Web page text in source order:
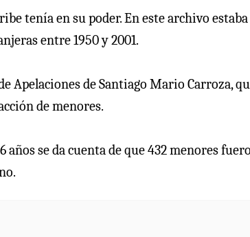
tenía en su poder. En este archivo
entre 1950 y 2001.
Apelaciones de Santiago Mario Carroza,
de menores.
se da cuenta de que 432 menores